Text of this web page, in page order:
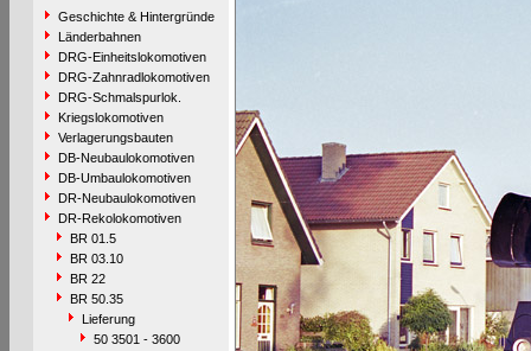
Geschichte & Hintergründe
Länderbahnen
DRG-Einheitslokomotiven
DRG-Zahnradlokomotiven
DRG-Schmalspurlok.
Kriegslokomotiven
Verlagerungsbauten
DB-Neubaulokomotiven
DB-Umbaulokomotiven
DR-Neubaulokomotiven
DR-Rekolokomotiven
BR 01.5
BR 03.10
BR 22
BR 50.35
Lieferung
50 3501 - 3600